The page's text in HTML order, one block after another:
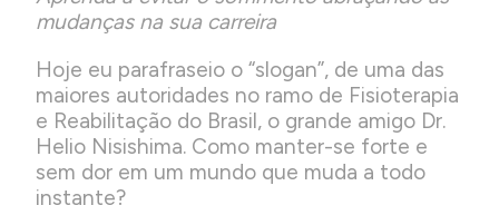
mudanças na sua carreira
Hoje eu parafraseio o “slogan”, de uma das
maiores autoridades no ramo de Fisioterapia
e Reabilitação do Brasil, o grande amigo Dr.
Helio Nisishima. Como manter-se forte e
sem dor em um mundo que muda a todo
instante?